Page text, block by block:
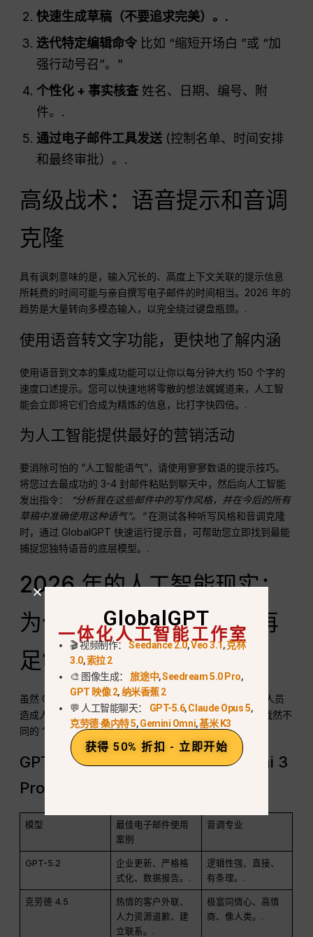
快速生成草稿（不要追求完美）。.
迭代特定编辑命令 比如 “缩短开场白 ”或 “加
强行动号召”。”
个性化 + 事实核查 姓名、日期、编号、附
件。.
通过电子邮件工具发送 (控制名单、时间安排
和最终审批）。.
高级战术：语音提示和音调
克隆
具有讽刺意味的是，输入冗长的、高度上下文关联的提示信息
所耗费的时间可能与亲自撰写电子邮件的时间相当。2026 年的
趋势是大量转向多模态输入，以完全绕过键盘瓶颈。.
使用语音转文字功能，更快地了解内涵
使用语音到文本的集成功能可以让你以每分钟大约 150 个字的
速度口述提示。您可以快速地将零散的想法娓娓道来，人工智
能会立即将它们合成为精炼的信息，比打字快四倍。.
为人工智能提供最好的营销活动
要消除可怕的 “人工智能语气”，请使用寥寥数语的提示技巧。
将您过去最成功的 3-4 封邮件粘贴到聊天中，然后向人工智能
发出指令：
“分析我在这些邮件中的写作风格，并在今后的所有
草稿中准确使用这种语气”。”在测试各种听写风格和音调克隆
时，通过 GlobalGPT 快速运行提示音，可帮助您立即找到最能
捕捉您独特语音的底层模型。.
2026 年的人工智能现实：
为什么仅靠聊天 GPT 不再
足够
虽然 OpenAI 的模型非常出色，但仅靠单一界面会给专业人员
造成人为限制。不同的大型语言模型（LLM）开箱即拥有截然不
同的 “个性”。.
GPT-5.2 vs. Claude 4.5 vs. Gemini 3
Pro（用于电子邮件写作
模型
最佳电子邮件使用
案例
音调专业
GPT-5.2
企业更新、严格格
式化、数据报告。.
逻辑性强、直接、
有条理。.
克劳德 4.5
热情的客户外联、
人力资源道歉、建
立联系。.
极富同情心、高情
商、像人类。.
GlobalGPT
一体化人工智能工作室
🎬 视频制作：Seedance 2.0,Veo 3.1,克林
3.0,索拉 2
🎨 图像生成：旅途中,Seedream 5.0 Pro,
GPT 映像 2,纳米香蕉 2
💬 人工智能聊天： GPT-5.6,Claude Opus 5,
克劳德·桑内特 5,Gemini Omni,基米 K3
获得 50% 折扣 - 立即开始